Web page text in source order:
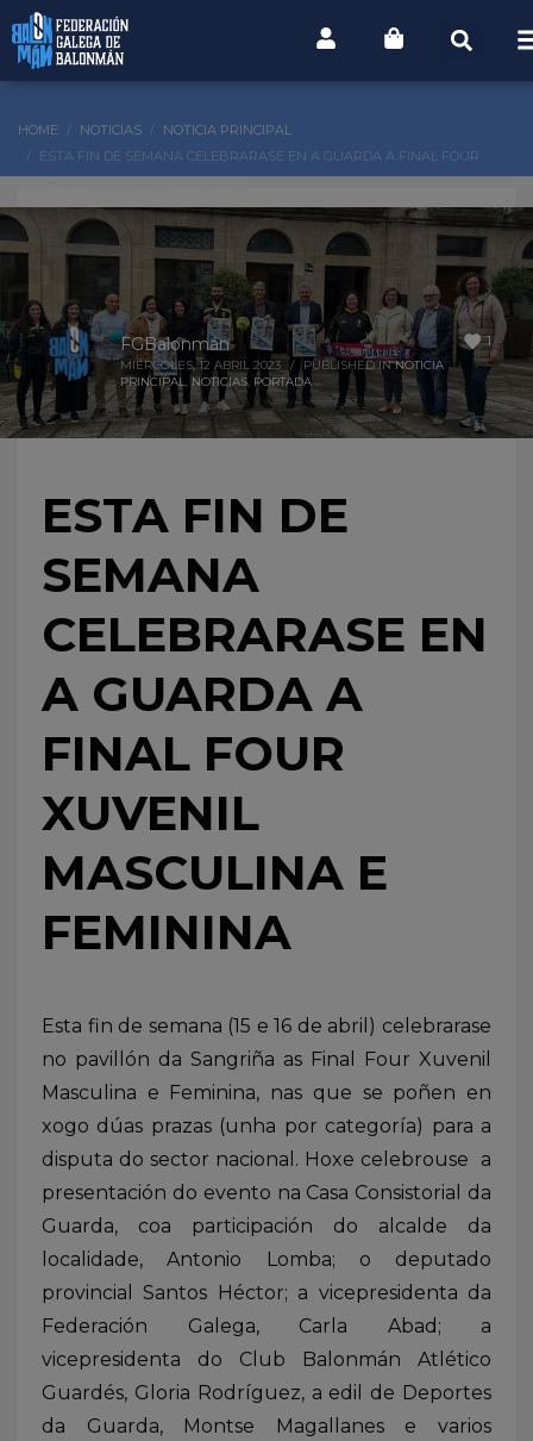
HOME NOTICIAS
NOTICIA PRINCIPAL
ESTA FIN DE SEMANA CELEBRARASE EN A GUARDA A FINAL FOUR
1
FGBalonmán
MIÉRCOLES, 12 ABRIL 2023 / PUBLISHED INNOTICIA
PRINCIPAL,NOTICIAS, PORTADA
ESTA FIN DE
SEMANA
CELEBRARASE EN
A GUARDA A
FINAL FOUR
XUVENIL
MASCULINA E
FEMININA
Esta fin de semana (15 e 16 de abril) celebrarase
no pavillón da Sangriña as Final Four Xuvenil
Masculina e Feminina, nas que se poñen en
xogo dúas prazas (unha por categoría) para a
disputa do sector nacional. Hoxe celebrouse a
presentación do evento na Casa Consistorial da
Guarda, coa participación do alcalde da
localidade, Antonio Lomba; o deputado
provincial Santos Héctor; a vicepresidenta da
Federación Galega, Carla Abad; a
vicepresidenta do Club Balonmán Atlético
Guardés, Gloria Rodríguez, a edil de Deportes
da Guarda, Montse Magallanes e varios